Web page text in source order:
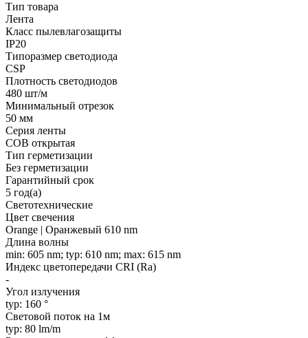
Тип товара
Лента
Класс пылевлагозащиты
IP20
Типоразмер светодиода
CSP
Плотность светодиодов
480 шт/м
Минимальный отрезок
50 мм
Серия ленты
COB открытая
Тип герметизации
Без герметизации
Гарантийный срок
5 год(а)
Светотехнические
Цвет свечения
Orange | Оранжевый 610 nm
Длина волны
min: 605 nm; typ: 610 nm; max: 615 nm
Индекс цветопередачи CRI (Ra)
-
Угол излучения
typ: 160 °
Световой поток на 1м
typ: 80 lm/m